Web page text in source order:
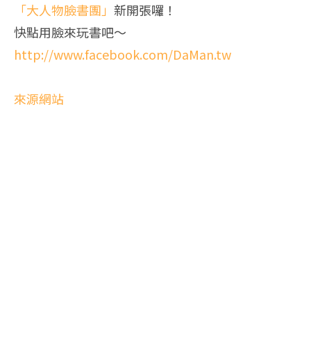
「大人物臉書團」 新開張囉！
快點用臉來玩書吧～
http://www.facebook.com/DaMan.tw
來源網站